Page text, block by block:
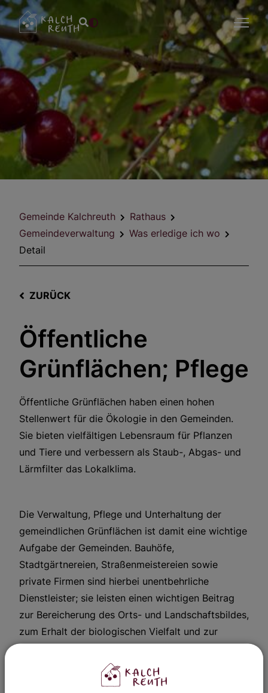
Gemeinde Kalchreuth
Rathaus
Gemeindeverwaltung
Was erledige ich wo
Detail
ZURÜCK
Öffentliche
Grünflächen; Pflege
Öffentliche Grünflächen haben einen hohen
Stellenwert für die Ökologie in den Gemeinden.
Sie bieten vielfältigen Lebensraum für Pflanzen
und Tiere und verbessern als Staub-, Abgas- und
Lärmfilter das Lokalklima.
Die Verwaltung, Pflege und Unterhaltung der
gemeindlichen Grünflächen ist damit eine wichtige
Aufgabe der Gemeinden. Bauhöfe,
Stadtgärtnereien, Straßenmeistereien sowie
private Firmen sind hierbei unentbehrliche
Dienstleister; sie leisten einen wichtigen Beitrag
zur Bereicherung des Orts- und Landschaftsbildes,
zum Erhalt der biologischen Vielfalt und zur
Nähere Informationen zur Pflege der Grünanlagen